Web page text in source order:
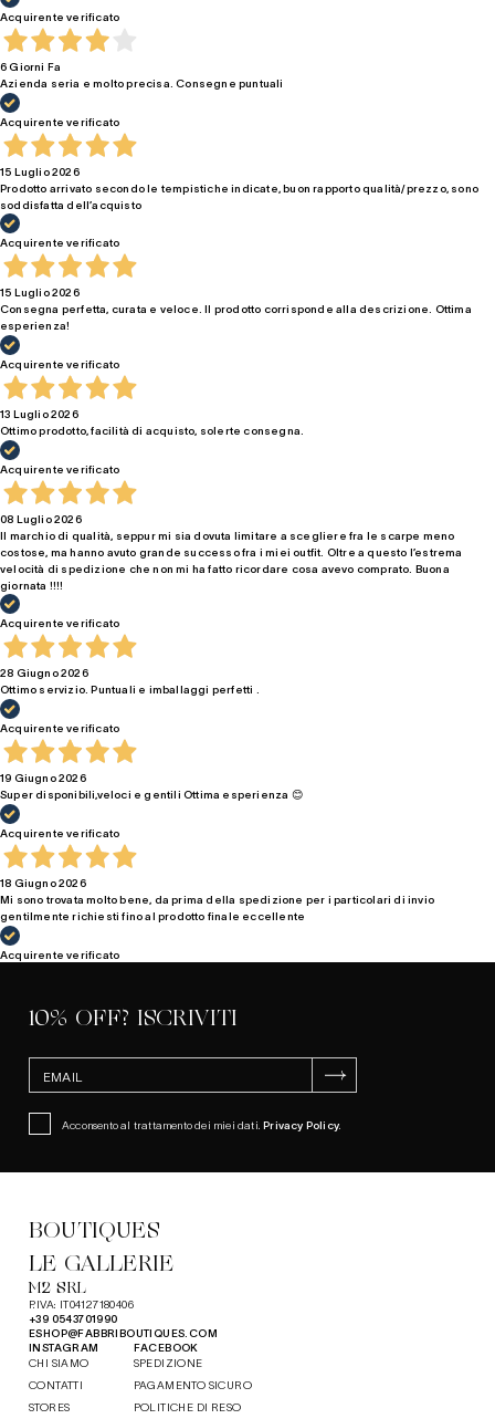
Acquirente verificato
6 Giorni Fa
Azienda seria e molto precisa. Consegne puntuali
Acquirente verificato
15 Luglio 2026
Prodotto arrivato secondo le tempistiche indicate, buon rapporto qualità/prezzo, sono
soddisfatta dell’acquisto
Acquirente verificato
15 Luglio 2026
Consegna perfetta, curata e veloce. Il prodotto corrisponde alla descrizione. Ottima
esperienza!
Acquirente verificato
13 Luglio 2026
Ottimo prodotto, facilità di acquisto, solerte consegna.
Acquirente verificato
08 Luglio 2026
Il marchio di qualità, seppur mi sia dovuta limitare a scegliere fra le scarpe meno
costose, ma hanno avuto grande successo fra i miei outfit. Oltre a questo l’estrema
velocità di spedizione che non mi ha fatto ricordare cosa avevo comprato. Buona
giornata !!!!
Acquirente verificato
28 Giugno 2026
Ottimo servizio. Puntuali e imballaggi perfetti .
Acquirente verificato
19 Giugno 2026
Super disponibili,veloci e gentili Ottima esperienza 😊
Acquirente verificato
18 Giugno 2026
Mi sono trovata molto bene, da prima della spedizione per i particolari di invio
gentilmente richiesti fino al prodotto finale eccellente
Acquirente verificato
10% OFF? ISCRIVITI
Acconsento al trattamento dei miei dati.Privacy Policy
BOUTIQUES
LE GALLERIE
M2 SRL
P.IVA: IT04127180406
+39 0543701990
ESHOP@FABBRIBOUTIQUES.COM
INSTAGRAM
FACEBOOK
CHI SIAMO
CONTATTI
STORES
SPEDIZIONE
PAGAMENTO SICURO
POLITICHE DI RESO